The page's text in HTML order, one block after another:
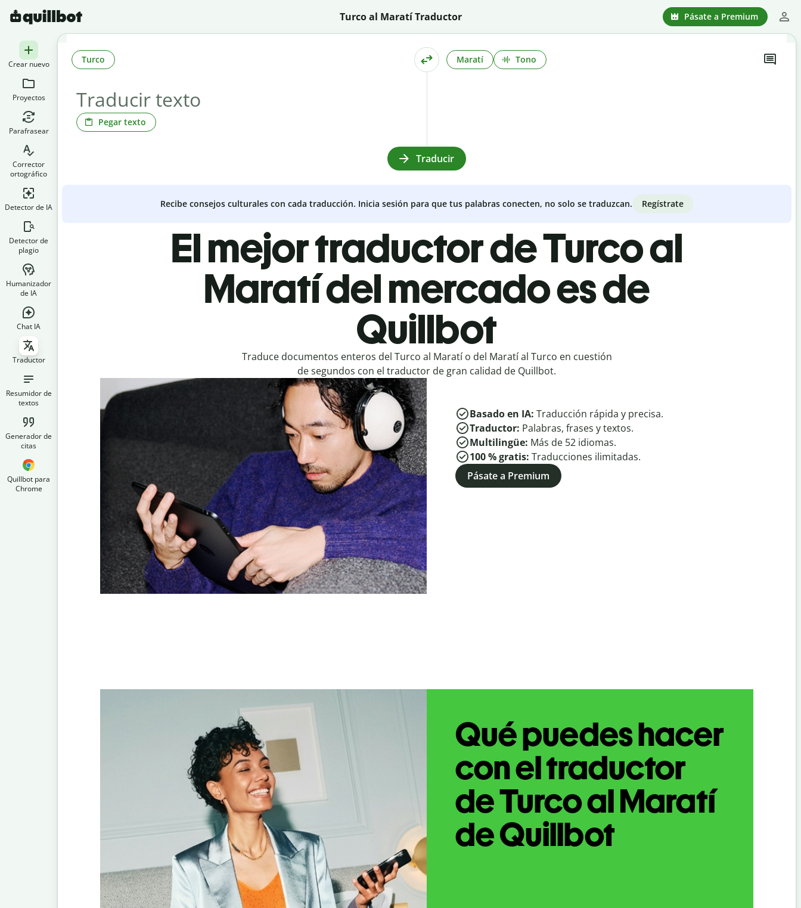
Turco al Maratí Traductor Pásate a Premium
Crear nuevo
Proyectos
Parafrasear
Corrector
ortográfico
Detector de IA
Detector de
plagio
Humanizador
de IA
Chat IA
Traductor
Resumidor de
textos
Generador de
citas
Quillbot para
Chrome
Pegar texto
Turco Maratí Tono
Traducir
Recibe consejos culturales con cada traducción. Inicia sesión para que tus palabras conecten, no solo se traduzcan. Regístrate
El mejor traductor de Turco al
Maratí del mercado es de
Quillbot
Traduce documentos enteros del Turco al Maratí o del Maratí al Turco en cuestión
de segundos con el traductor de gran calidad de Quillbot.
Basado en IA: Traducción rápida y precisa.
Traductor: Palabras, frases y textos.
Multilingüe: Más de 52 idiomas.
100 % gratis: Traducciones ilimitadas.
Pásate a Premium
Qué puedes hacer
con el traductor
de Turco al Maratí
de Quillbot